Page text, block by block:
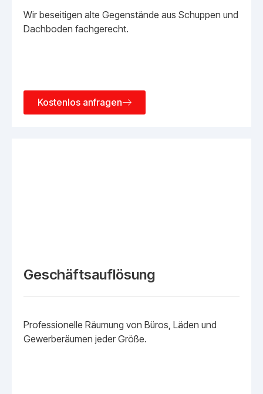
Wir beseitigen alte Gegenstände aus Schuppen und
Dachboden fachgerecht.
Kostenlos anfragen
Geschäftsauflösung
Professionelle Räumung von Büros, Läden und
Gewerberäumen jeder Größe.